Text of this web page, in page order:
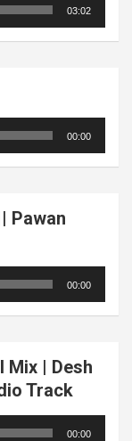
03:02
00:00
Pawan
00:00
| Desh
Track
00:00